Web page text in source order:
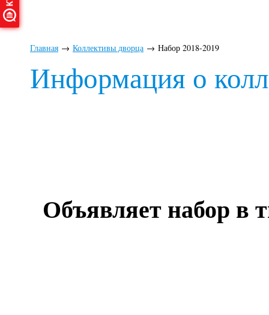
Главная → Коллективы дворца → Набор 2018-2019
Информация о
Объявляет набор в